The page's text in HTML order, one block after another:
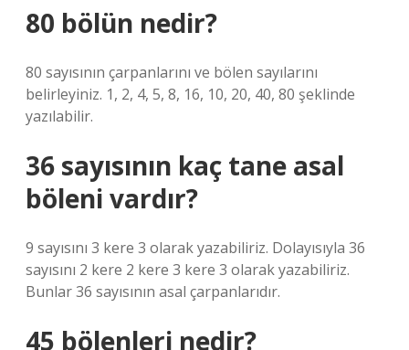
80 bölün nedir?
80 sayısının çarpanlarını ve bölen sayılarını
belirleyiniz. 1, 2, 4, 5, 8, 16, 10, 20, 40, 80 şeklinde
yazılabilir.
36 sayısının kaç tane asal
böleni vardır?
9 sayısını 3 kere 3 olarak yazabiliriz. Dolayısıyla 36
sayısını 2 kere 2 kere 3 kere 3 olarak yazabiliriz.
Bunlar 36 sayısının asal çarpanlarıdır.
45 bölenleri nedir?